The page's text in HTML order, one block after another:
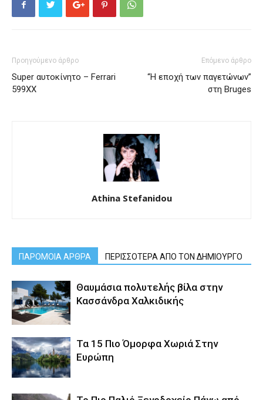
Προηγούμενο άρθρο
Super αυτοκίνητο – Ferrari
599XX
Επόμενο άρθρο
“Η εποχή των παγετώνων”
στη Bruges
Athina Stefanidou
ΠΑΡΟΜΟΙΑ ΑΡΘΡΑ ΠΕΡΙΣΣΟΤΕΡΑ ΑΠΟ ΤΟΝ ΔΗΜΙΟΥΡΓΟ
Θαυμάσια πολυτελής βίλα στην
Κασσάνδρα Χαλκιδικής
Τα 15 Πιο Όμορφα Χωριά Στην
Ευρώπη